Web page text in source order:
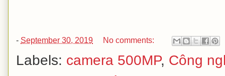
- September 30, 2019 No comments:
Labels: camera 500MP, Công